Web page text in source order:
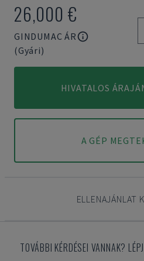
26,000 €
GINDUMAC ÁR
(Gyári)
HIVATALOS
A GÉP
ELLENAJÁNLAT
TOVÁBBI KÉRDÉSEI VANNAK?